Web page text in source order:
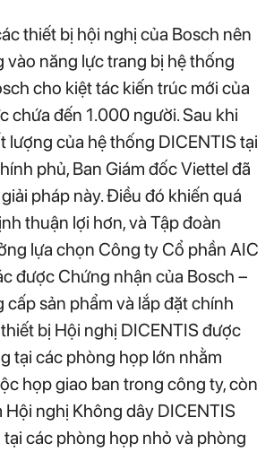
thiết bị hội nghị của Bosch nên
vào năng lực trang bị hệ thống
cho kiệt tác kiến trúc mới của
chứa đến 1.000 người. Sau khi
lượng của hệ thống DICENTIS tại
phủ, Ban Giám đốc Viettel đã
pháp này. Điều đó khiến quá
thuận lợi hơn, và Tập đoàn
lựa chọn Công ty Cổ phần AIC
được Chứng nhận của Bosch –
cấp sản phẩm và lắp đặt chính
bị Hội nghị DICENTIS được
tại các phòng họp lớn nhằm
họp giao ban trong công ty, còn
nghị Không dây DICENTIS
các phòng họp nhỏ và phòng